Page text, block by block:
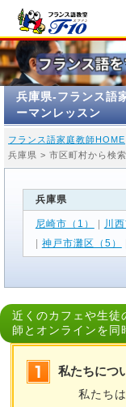
兵庫県-フランス語
ーマンレッスン
フランス語家庭教師HOME
兵庫県 > 市区町村から検索
兵庫県
尼崎市（1） 川
神戸市灘区（5）
近くのカフェや生徒
師とオンラインを同
私たちにつ
私たちは